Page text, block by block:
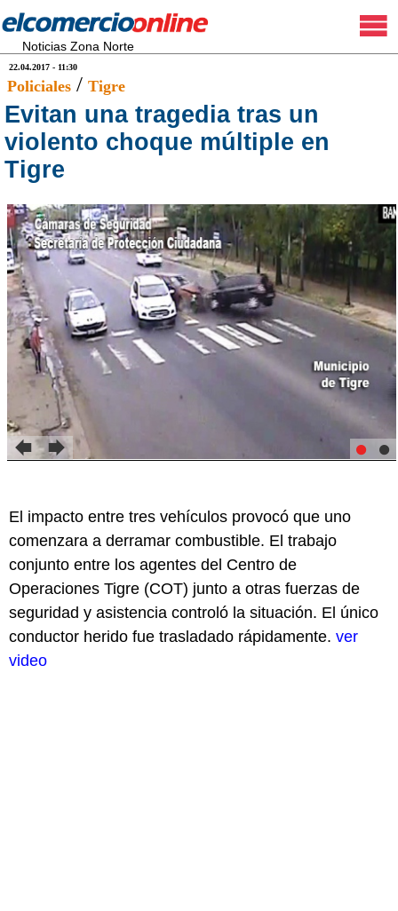
Noticias Zona Norte
22.04.2017 - 11:30
Policiales / Tigre
Evitan una tragedia tras un
violento choque múltiple en
Tigre
El impacto entre tres vehículos provocó que uno
comenzara a derramar combustible. El trabajo
conjunto entre los agentes del Centro de
Operaciones Tigre (COT) junto a otras fuerzas de
seguridad y asistencia controló la situación. El único
conductor herido fue trasladado rápidamente. ver
video